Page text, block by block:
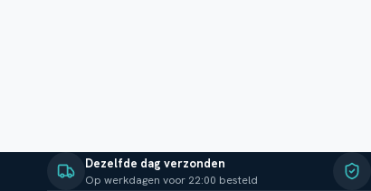
Dezelfde dag verzonden
Op werkdagen voor 22:00 besteld